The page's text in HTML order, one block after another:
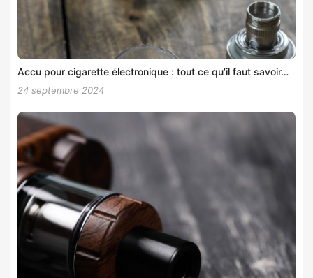
Accu pour cigarette électronique : tout ce qu’il faut savoir…
24 septembre 2024